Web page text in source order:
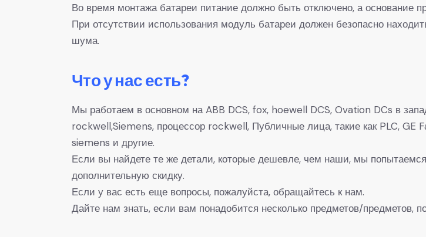
Во время монтажа батареи питание должно быть отключено, а основание
При отсутствии использования модуль батареи должен безопасно
шума.
Что у нас есть?
Мы работаем в основном на ABB DCS, fox, hoewell DCS, Ovation DCs в
rockwell,Siemens, процессор rockwell, Публичные лица, такие как PLC, GE
siemens и другие.
Если вы найдете те же детали, которые дешевле, чем наши, мы
дополнительную скидку.
Если у вас есть еще вопросы, пожалуйста, обращайтесь к нам.
Дайте нам знать, если вам понадобится несколько предметов/предметов,